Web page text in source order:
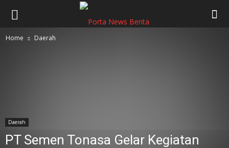
Home Daerah
Daerah
PT Semen Tonasa Gelar Kegiatan